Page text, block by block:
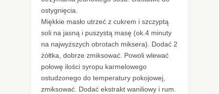
ostygnięcia.
Miękkie masło utrzeć z cukrem i szczyptą
soli na jasną i puszystą masę (ok.4 minuty
na najwyższych obrotach miksera). Dodać 2
żółtka, dobrze zmiksować. Powoli wlewać
połowę ilości syropu karmelowego
ostudzonego do temperatury pokojowej,
zmiksować. Dodać ekstrakt waniliowy i rum.